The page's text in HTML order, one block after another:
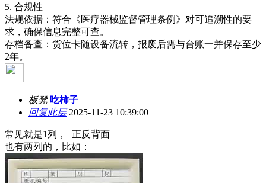
5. ‌合规性‌
法规依据‌：符合《医疗器械监督管理条例》对可追溯性的要
求，确保信息完整可查‌。
存档备查‌：货位卡随设备流转，报废后需与台账一并保存至少
2年‌。
板凳 吃柿子
回复此层2025-11-23 10:39:00
常见就是1列，+正反背面
也有两列的，比如：